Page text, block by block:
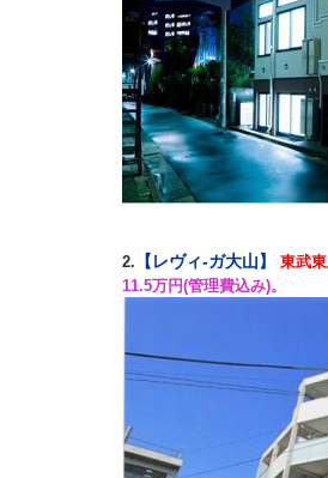
2. 【レヴィ-ガ大山】 東武
11.5万円(管理費込み)。